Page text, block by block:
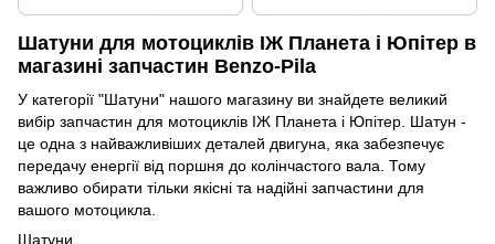
Шатуни для мотоциклів ІЖ Планета і Юпітер в
магазині запчастин Benzo-Pila
У категорії "Шатуни" нашого магазину ви знайдете великий
вибір запчастин для мотоциклів ІЖ Планета і Юпітер. Шатун -
це одна з найважливіших деталей двигуна, яка забезпечує
передачу енергії від поршня до колінчастого вала. Тому
важливо обирати тільки якісні та надійні запчастини для
вашого мотоцикла.
Шатуни.